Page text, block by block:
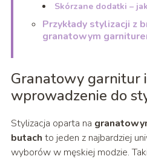
Skórzane dodatki –
Przykłady stylizacji z
granatowym
Granatowy garnitur
wprowadzenie do
Stylizacja oparta na
butach to jeden z najbardziej
wyborów w męskiej modzie.